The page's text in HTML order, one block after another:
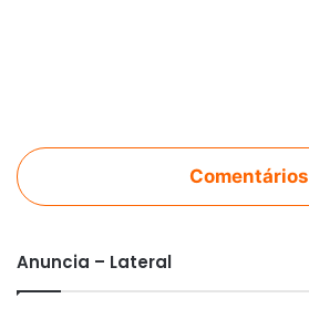
Comentários
Anuncia – Lateral